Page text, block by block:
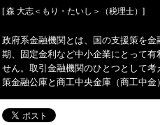
[ 森 大志＜もり・たいし＞（税理士）]
政府系金融機関とは、国の支援策を
期、固定金利など中小企業にとって
せん。取引金融機関のひとつとして
策金融公庫と商工中央金庫（商工中金